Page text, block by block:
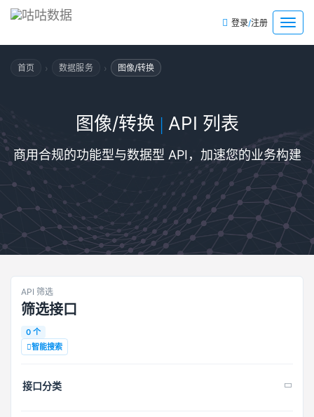
菜
单
登录/注册
首页 › 数据服务 › 图像/转换
图像/转换 | API 列表
商用合规的功能型与数据型 API，加速您的业务构建
API 筛选
筛选接口
0 个
智能搜索
接口分类